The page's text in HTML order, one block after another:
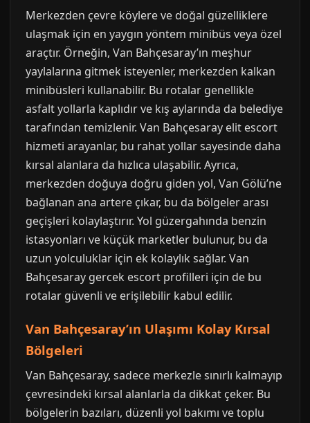
Merkezden çevre köylere ve doğal güzelliklere
ulaşmak için en yaygın yöntem minibüs veya özel
araçtır. Örneğin, Van Bahçesaray’ın meşhur
yaylalarına gitmek isteyenler, merkezden kalkan
minibüsleri kullanabilir. Bu rotalar genellikle
asfalt yollarla kaplıdır ve kış aylarında da belediye
tarafından temizlenir. Van Bahçesaray elit escort
hizmeti arayanlar, bu rahat yollar sayesinde daha
kırsal alanlara da hızlıca ulaşabilir. Ayrıca,
merkezden doğuya doğru giden yol, Van Gölü’ne
bağlanan ana artere çıkar, bu da bölgeler arası
geçişleri kolaylaştırır. Yol güzergahında benzin
istasyonları ve küçük marketler bulunur, bu da
uzun yolculuklar için ek kolaylık sağlar. Van
Bahçesaray gercek escort profilleri için de bu
rotalar güvenli ve erişilebilir kabul edilir.
Van Bahçesaray’ın Ulaşımı Kolay Kırsal
Bölgeleri
Van Bahçesaray, sadece merkezle sınırlı kalmayıp
çevresindeki kırsal alanlarla da dikkat çeker. Bu
bölgelerin bazıları, düzenli yol bakımı ve toplu